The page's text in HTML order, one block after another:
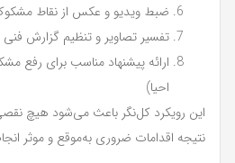
ضبط ویدیو و عکس از نقاط
تفسیر تصاویر و تنظیم گزارش فنی
ارائه پیشنهاد مناسب برای رفع
احیا)
این رویکرد کل‌نگر باعث می‌شود هیچ نقصی
نتیجه اقدامات ضروری به‌موقع و موثر